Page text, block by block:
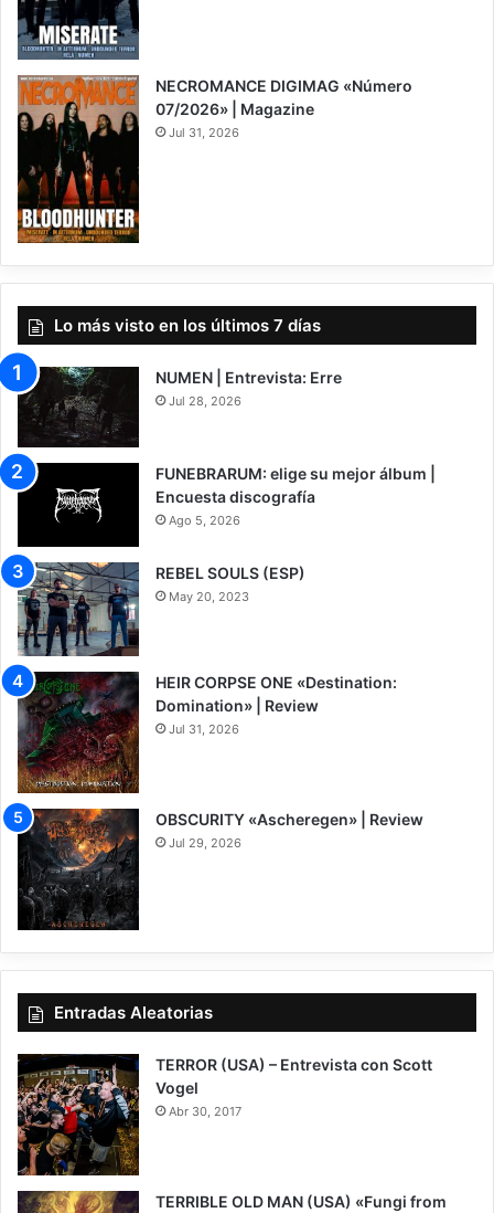
NECROMANCE DIGIMAG «Número
07/2026» | Magazine
Jul 31, 2026
Lo más visto en los últimos 7 días
NUMEN | Entrevista: Erre
Jul 28, 2026
FUNEBRARUM: elige su mejor álbum |
Encuesta discografía
Ago 5, 2026
REBEL SOULS (ESP)
May 20, 2023
8
HEIR CORPSE ONE «Destination:
Domination» | Review
Jul 31, 2026
7.5
OBSCURITY «Ascheregen» | Review
Jul 29, 2026
Entradas Aleatorias
TERROR (USA) – Entrevista con Scott
Vogel
Abr 30, 2017
TERRIBLE OLD MAN (USA) «Fungi from